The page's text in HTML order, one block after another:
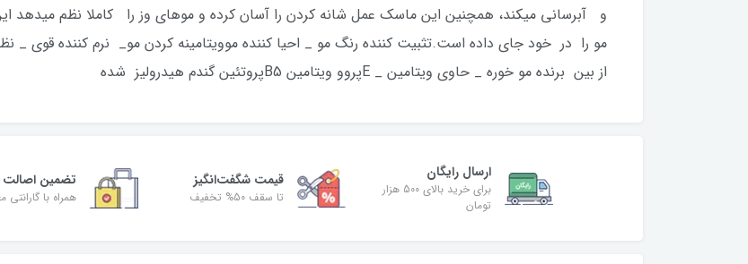
و آبرسانی میکند، همچنین این ماسک عمل شانه کردن را آسان کرده و موهای وز را کاملا نظم میدهد
مو را در خود جای داده است.تثبیت کننده رنگ مو _ احیا کننده موویتامینه کردن مو_ نرم کننده قوی
از بین برنده مو خوره _ حاوی ویتامین _ Eپروو ویتامین B5پروتئین گندم هیدرولیز شده
ارسال رایگان
برای خرید بالای 500 هزار
تومان
قیمت شگفت‌انگیز
تا سقف 50% تخفیف
تضمین اصالت
همراه با گارانتی